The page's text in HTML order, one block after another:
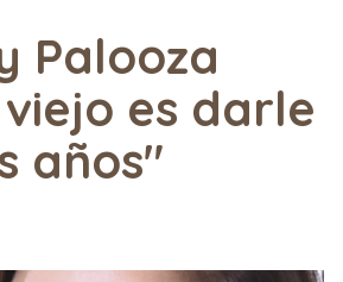
Palooza
es darle
años"